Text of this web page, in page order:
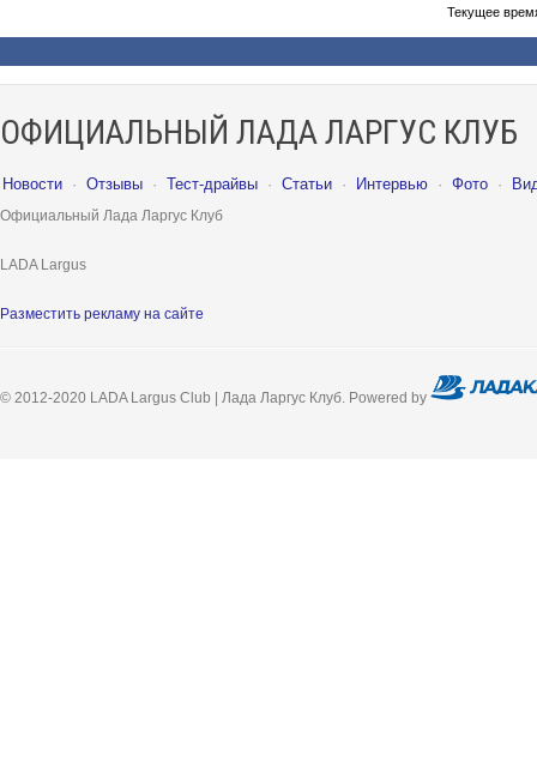
Текущее
ОФИЦИАЛЬНЫЙ ЛАДА ЛАРГУС КЛУБ
Новости · Отзывы · Тест-драйвы · Статьи · Интервью · Фото ·
Официальный Лада Ларгус Клуб
LADA Largus
Разместить рекламу на сайте
© 2012-2020 LADA Largus Club | Лада Ларгус Клуб. Powered by